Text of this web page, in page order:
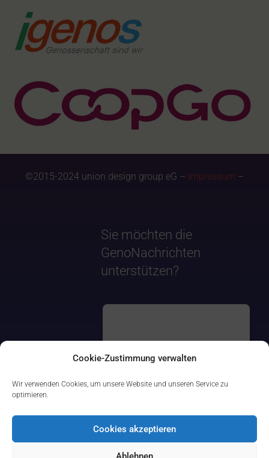
Cookie-Zustimmung verwalten
Wir verwenden Cookies, um unsere Website und unseren Service zu
optimieren.
Cookies akzeptieren
©2015-2024 union design group eG – Impressum –
Sie möchten die
GenoNachrichten
unterstützen?